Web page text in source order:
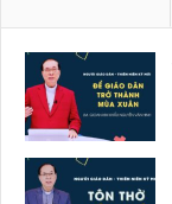
à